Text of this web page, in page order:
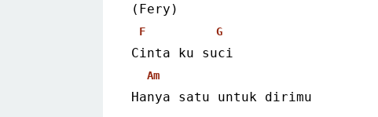
(Fery)
F G
Cinta ku suci
Am
Hanya satu untuk dirimu